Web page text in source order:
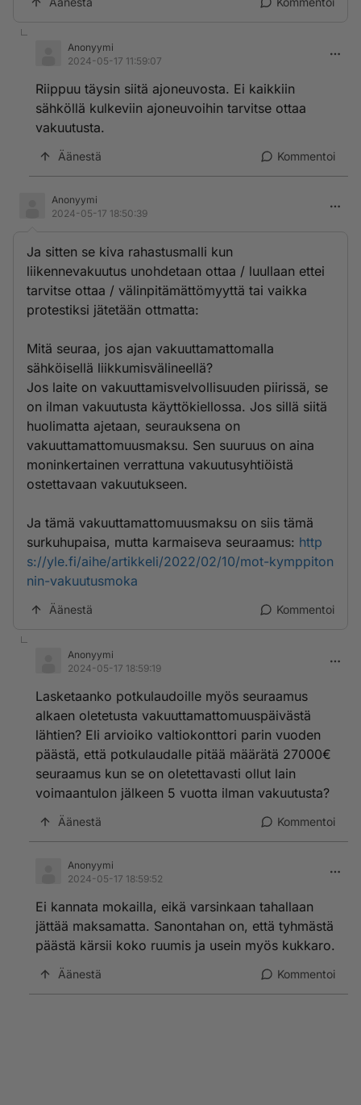
Anonyymi
2024-05-17 11:59:07
Riippuu täysin siitä ajoneuvosta. Ei kaikkiin
sähköllä kulkeviin ajoneuvoihin tarvitse ottaa
vakuutusta.
Äänestä Kommentoi
Anonyymi
2024-05-17 18:50:39
Ja sitten se kiva rahastusmalli kun
liikennevakuutus unohdetaan ottaa / luullaan ettei
tarvitse ottaa / välinpitämättömyyttä tai vaikka
protestiksi jätetään ottmatta:
Mitä seuraa, jos ajan vakuuttamattomalla
sähköisellä liikkumisvälineellä?
Jos laite on vakuuttamisvelvollisuuden piirissä, se
on ilman vakuutusta käyttökiellossa. Jos sillä siitä
huolimatta ajetaan, seurauksena on
vakuuttamattomuusmaksu. Sen suuruus on aina
moninkertainen verrattuna vakuutusyhtiöistä
ostettavaan vakuutukseen.
Ja tämä vakuuttamattomuusmaksu on siis tämä
surkuhupaisa, mutta karmaiseva seuraamus: http
s://yle.fi/aihe/artikkeli/2022/02/10/mot-kymppiton
nin-vakuutusmoka
Äänestä Kommentoi
Anonyymi
2024-05-17 18:59:19
Lasketaanko potkulaudoille myös seuraamus
alkaen oletetusta vakuuttamattomuuspäivästä
lähtien? Eli arvioiko valtiokonttori parin vuoden
päästä, että potkulaudalle pitää määrätä 27000€
seuraamus kun se on oletettavasti ollut lain
voimaantulon jälkeen 5 vuotta ilman vakuutusta?
Äänestä Kommentoi
Anonyymi
2024-05-17 18:59:52
Ei kannata mokailla, eikä varsinkaan tahallaan
jättää maksamatta. Sanontahan on, että tyhmästä
päästä kärsii koko ruumis ja usein myös kukkaro.
Äänestä Kommentoi